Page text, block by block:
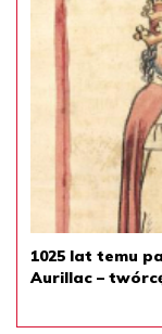
1025 lat temu
Aurillac –